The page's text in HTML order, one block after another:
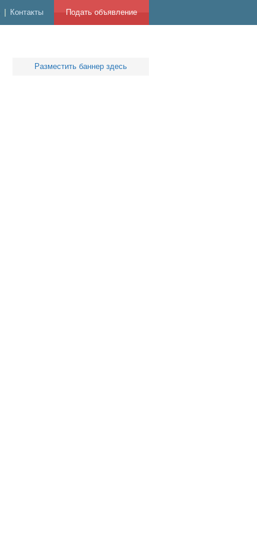
Подать объявление
Контакты
Разместить баннер здесь